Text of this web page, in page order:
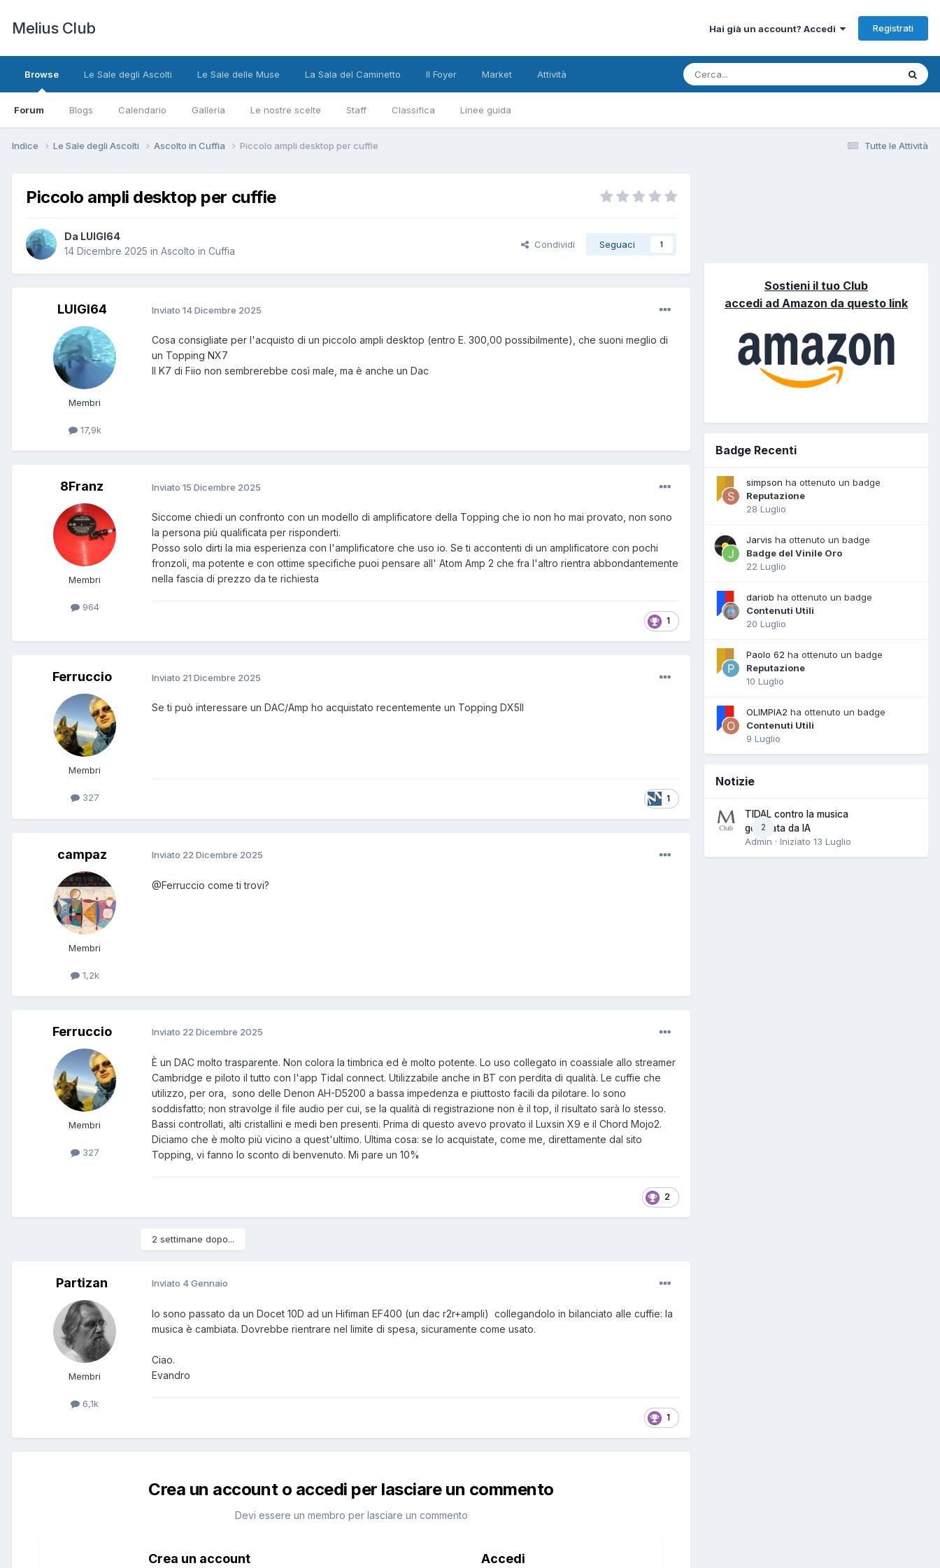
Melius Club Hai già un account? Accedi Registrati
Browse
Forum Blogs Calendario Galleria Le nostre scelte Staff Classifica Linee guida
Le Sale degli Ascolti Le Sale delle Muse La Sala del Caminetto Il Foyer Market Attività
Tutte le Attività
Indice Le Sale degli Ascolti Ascolto in Cuffia Piccolo ampli desktop per cuffie
Piccolo ampli desktop per cuffie
Da LUIGI64
14 Dicembre 2025 in Ascolto in Cuffia
Condividi Seguaci 1
LUIGI64
Membri
17,9k
Inviato 14 Dicembre 2025
Cosa consigliate per l'acquisto di un piccolo ampli desktop (entro E. 300,00 possibilmente), che suoni meglio di
un Topping NX7
Il K7 di Fiio non sembrerebbe così male, ma è anche un Dac
8Franz
Membri
964
Inviato 15 Dicembre 2025
Siccome chiedi un confronto con un modello di amplificatore della Topping che io non ho mai provato, non sono
la persona più qualificata per risponderti.
Posso solo dirti la mia esperienza con l'amplificatore che uso io. Se ti accontenti di un amplificatore con pochi
fronzoli, ma potente e con ottime specifiche puoi pensare all' Atom Amp 2 che fra l'altro rientra abbondantemente
nella fascia di prezzo da te richiesta
1
Ferruccio
Membri
327
Inviato 21 Dicembre 2025
Se ti può interessare un DAC/Amp ho acquistato recentemente un Topping DX5II
1
campaz
Membri
1,2k
Inviato 22 Dicembre 2025
@Ferruccio come ti trovi?
Ferruccio
Membri
327
Inviato 22 Dicembre 2025
È un DAC molto trasparente. Non colora la timbrica ed è molto potente. Lo uso collegato in coassiale allo streamer
Cambridge e piloto il tutto con l'app Tidal connect. Utilizzabile anche in BT con perdita di qualità. Le cuffie che
utilizzo, per ora, sono delle Denon AH-D5200 a bassa impedenza e piuttosto facili da pilotare. Io sono
soddisfatto; non stravolge il file audio per cui, se la qualità di registrazione non è il top, il risultato sarà lo stesso.
Bassi controllati, alti cristallini e medi ben presenti. Prima di questo avevo provato il Luxsin X9 e il Chord Mojo2.
Diciamo che è molto più vicino a quest'ultimo. Ultima cosa: se lo acquistate, come me, direttamente dal sito
Topping, vi fanno lo sconto di benvenuto. Mi pare un 10%
2
2 settimane dopo...
Partizan
Membri
6,1k
Inviato 4 Gennaio
Io sono passato da un Docet 10D ad un Hifiman EF400 (un dac r2r+ampli) collegandolo in bilanciato alle cuffie: la
musica è cambiata. Dovrebbe rientrare nel limite di spesa, sicuramente come usato.
Ciao.
Evandro
1
Crea un account o accedi per lasciare un commento
Devi essere un membro per lasciare un commento
Crea un account Accedi
Sostieni il tuo Club
accedi ad Amazon da questo link
Badge Recenti
simpson ha ottenuto un badge
Reputazione
28 Luglio
Jarvis ha ottenuto un badge
Badge del Vinile Oro
22 Luglio
dariob ha ottenuto un badge
Contenuti Utili
20 Luglio
Paolo 62 ha ottenuto un badge
Reputazione
10 Luglio
OLIMPIA2 ha ottenuto un badge
Contenuti Utili
9 Luglio
Notizie
2
TIDAL contro la musica
generata da IA
Admin · Iniziato 13 Luglio